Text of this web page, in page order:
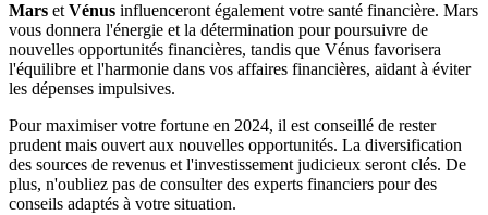
Mars et Vénus influenceront également votre santé financière. Mars
vous donnera l'énergie et la détermination pour poursuivre de
nouvelles opportunités financières, tandis que Vénus favorisera
l'équilibre et l'harmonie dans vos affaires financières, aidant à éviter
les dépenses impulsives.
Pour maximiser votre fortune en 2024, il est conseillé de rester
prudent mais ouvert aux nouvelles opportunités. La diversification
des sources de revenus et l'investissement judicieux seront clés. De
plus, n'oubliez pas de consulter des experts financiers pour des
conseils adaptés à votre situation.